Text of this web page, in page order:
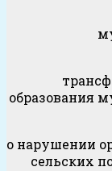
образования
о нарушении
сельских